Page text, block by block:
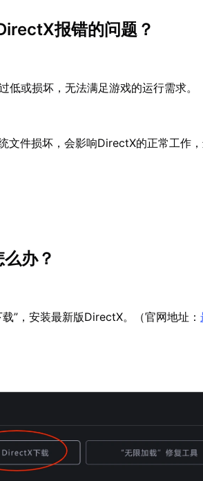
报错的问题？
低或损坏，无法满足游戏的运行需求。
文件损坏，会影响DirectX的正常工作
办？
”，安装最新版DirectX。（官网地址：